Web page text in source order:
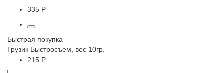
335 Р
Быстрая покупка
Грузик Быстросъем, вес 10гр.
215 Р